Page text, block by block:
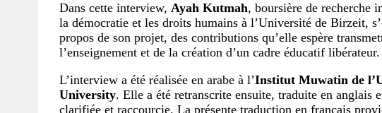
Dans cette interview, Ayah Kutmah, boursière de recherche
la démocratie et les droits humains à l’Université de Birzeit,
propos de son projet, des contributions qu’elle espère
l’enseignement et de la création d’un cadre éducatif libérateur.
L’interview a été réalisée en arabe à l’Institut Muwatin de
University. Elle a été retranscrite ensuite, traduite en anglais
clarifiée et raccourcie. La présente traduction en français